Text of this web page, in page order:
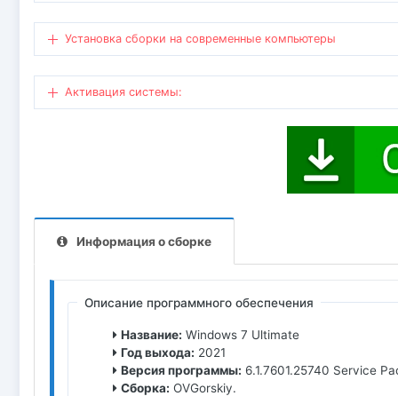
Установка сборки на современные компьютеры
Активация системы:
Информация о сборке
Описание программного обеспечения
Название: Windows 7 Ultimate
Год выхода: 2021
Версия программы: 6.1.7601.25740 Service
Сборка: OVGorskiy.